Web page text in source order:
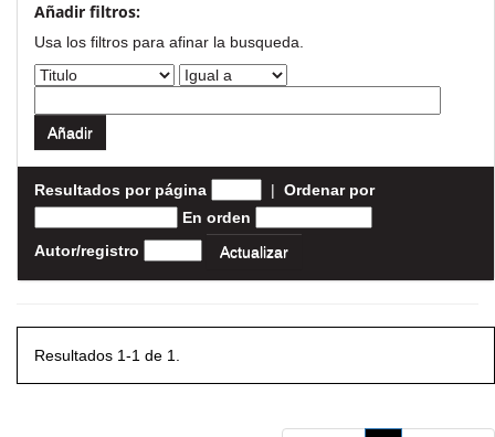
Añadir filtros:
Usa los filtros para afinar la busqueda.
Resultados por página | Ordenar por
En orden
Autor/registro
Resultados 1-1 de 1.